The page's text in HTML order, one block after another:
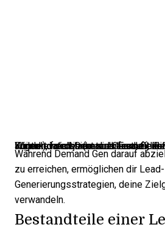
Während sich Demand Gen auf die Steigerung der allgemeinen Markenbekanntheit konzentriert (oberer Funnel), fokussiert sich Lead Generation darauf, die Kontaktdaten jener zu erfassen, die wahrscheinlich zu Kunden werden (unterer Funnel).
Während Demand Gen darauf
zu erreichen, ermöglichen dir Lead-
Generierungsstrategien, deine
verwandeln.
Bestandteile einer